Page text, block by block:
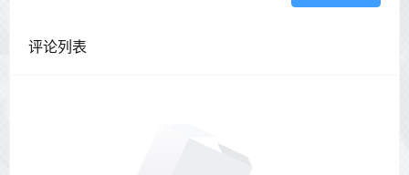
评论列表